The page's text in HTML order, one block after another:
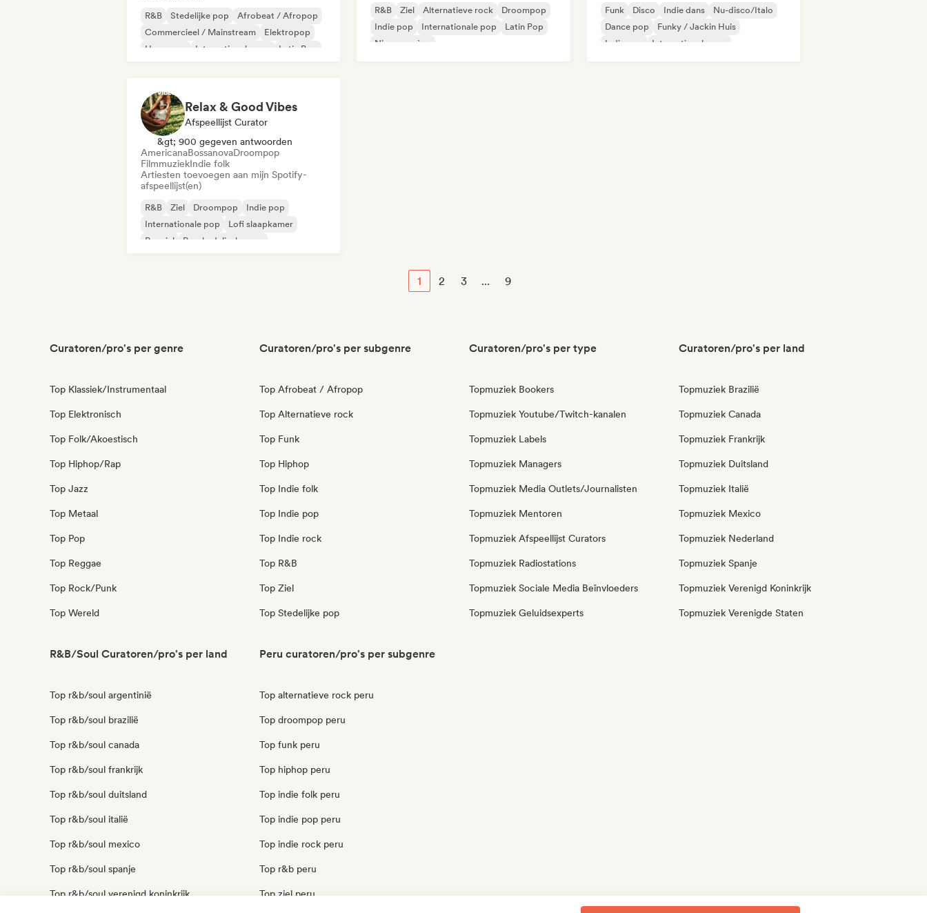
R&B Stedelijke pop
Afrobeat / Afropop
Commercieel / Mainstream
Elektropop
Hyperpop
Internationale pop Latin Pop
R&B Ziel Alternatieve rock
Droompop
Indie pop
Internationale pop
Latin Pop
Nieuwe scène
Funk Disco Indie dans
Nu-disco/Italo
Dance pop
Funky / Jackin Huis
Indie pop
Internationale pop
Relax & Good Vibes
Afspeellijst Curator
&gt; 900 gegeven antwoorden
AmericanaBossanovaDroompop
FilmmuziekIndie folk
Artiesten toevoegen aan mijn Spotify-
afspeellijst(en)
R&B Ziel Droompop
Indie pop
Internationale pop
Lofi slaapkamer
Popziel
Psychedelische pop
1 2 3 ... 9
Curatoren/pro's per genre
Top Klassiek/Instrumentaal
Top Elektronisch
Top Folk/Akoestisch
Top Hiphop/Rap
Top Jazz
Top Metaal
Top Pop
Top Reggae
Top Rock/Punk
Top Wereld
Curatoren/pro's per subgenre
Top Afrobeat / Afropop
Top Alternatieve rock
Top Funk
Top Hiphop
Top Indie folk
Top Indie pop
Top Indie rock
Top R&B
Top Ziel
Top Stedelijke pop
Curatoren/pro's per type
Topmuziek Bookers
Topmuziek Youtube/Twitch-kanalen
Topmuziek Labels
Topmuziek Managers
Topmuziek Media Outlets/Journalisten
Topmuziek Mentoren
Topmuziek Afspeellijst Curators
Topmuziek Radiostations
Topmuziek Sociale Media Beïnvloeders
Topmuziek Geluidsexperts
Curatoren/pro's per land
Topmuziek Brazilië
Topmuziek Canada
Topmuziek Frankrijk
Topmuziek Duitsland
Topmuziek Italië
Topmuziek Mexico
Topmuziek Nederland
Topmuziek Spanje
Topmuziek Verenigd Koninkrijk
Topmuziek Verenigde Staten
R&B/Soul Curatoren/pro's per land
Top r&b/soul argentinië
Top r&b/soul brazilië
Top r&b/soul canada
Top r&b/soul frankrijk
Top r&b/soul duitsland
Top r&b/soul italië
Top r&b/soul mexico
Top r&b/soul spanje
Top r&b/soul verenigd koninkrijk
Peru curatoren/pro's per subgenre
Top alternatieve rock peru
Top droompop peru
Top funk peru
Top hiphop peru
Top indie folk peru
Top indie pop peru
Top indie rock peru
Top r&b peru
Top ziel peru